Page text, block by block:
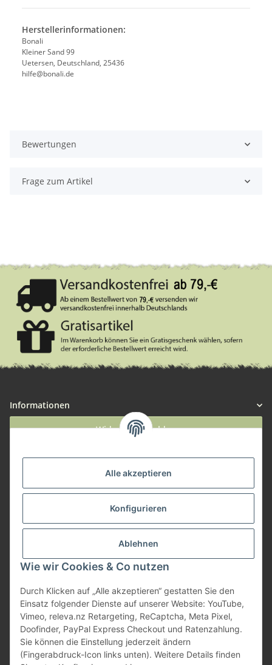
Alle akzeptieren
Konfigurieren
Ablehnen
Wie wir Cookies & Co nutzen
Durch Klicken auf „Alle akzeptieren“ gestatten Sie den
Einsatz folgender Dienste auf unserer Website: YouTube,
Vimeo, releva.nz Retargeting, ReCaptcha, Meta Pixel,
Doofinder, PayPal Express Checkout und Ratenzahlung.
Sie können die Einstellung jederzeit ändern
(Fingerabdruck-Icon links unten). Weitere Details finden
Herstellerinformationen:
Bonali
Kleiner Sand 99
Uetersen, Deutschland, 25436
hilfe@bonali.de
Bewertungen
Frage zum Artikel
Informationen
Widerruf anmelden
Zahlungsmöglichkeiten